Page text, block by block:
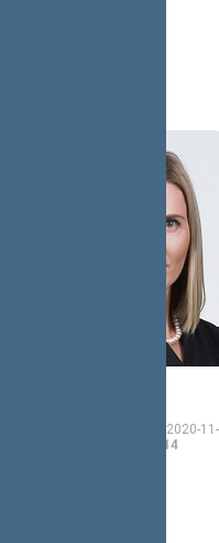
Seimo narė nuo 2020-11-
iki 2024-11-14